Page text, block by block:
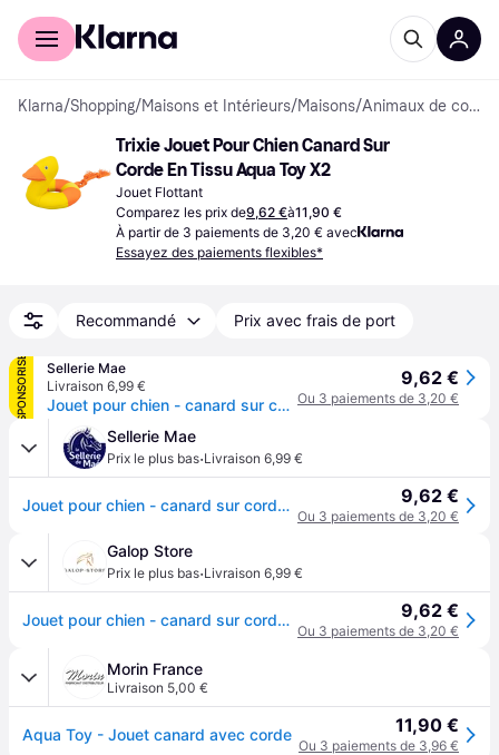
Acheter avec Klarna
Klarna/Shopping/Maisons et Intérieurs/Maisons/ Animaux de compagnie
Trixie Jouet Pour Chien Canard Sur
Corde En Tissu Aqua Toy X2
Jouet Flottant
Comparez les prix de9,62 €à11,90 €
À partir de 3 paiements de 3,20 € avec
Essayez des paiements flexibles*
Recommandé Prix avec frais de port
SPONSORISÉ
Sellerie Mae
Livraison 6,99 €
Jouet pour chien - canard sur corde en tissu Trixie Aqua Toy - Jaune
9,62 €
Ou 3 paiements de 3,20 €
Sellerie Mae
Prix le plus bas·Livraison 6,99 €
Jouet pour chien - canard sur corde en tissu Trixie Aqua Toy - Jaune 9,62 €
Ou 3 paiements de 3,20 €
Galop Store
Prix le plus bas·Livraison 6,99 €
Jouet pour chien - canard sur corde en tissu Trixie Aqua Toy - Jaune 9,62 €
Ou 3 paiements de 3,20 €
Morin France
Livraison 5,00 €
Aqua Toy - Jouet canard avec corde 11,90 €
Ou 3 paiements de 3,96 €